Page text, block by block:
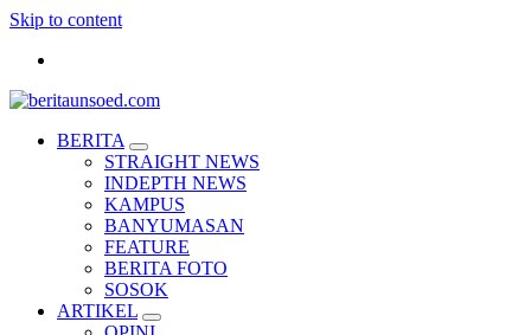
Skip to content
Pemandu Wawasan Almamater
BERITA
STRAIGHT NEWS
INDEPTH NEWS
KAMPUS
BANYUMASAN
FEATURE
BERITA FOTO
SOSOK
ARTIKEL